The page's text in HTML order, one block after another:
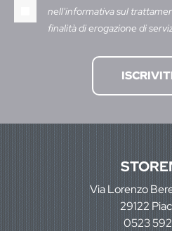
nell'informativa sul
finalità di erogazione di
Via Lorenzo
29122
0523